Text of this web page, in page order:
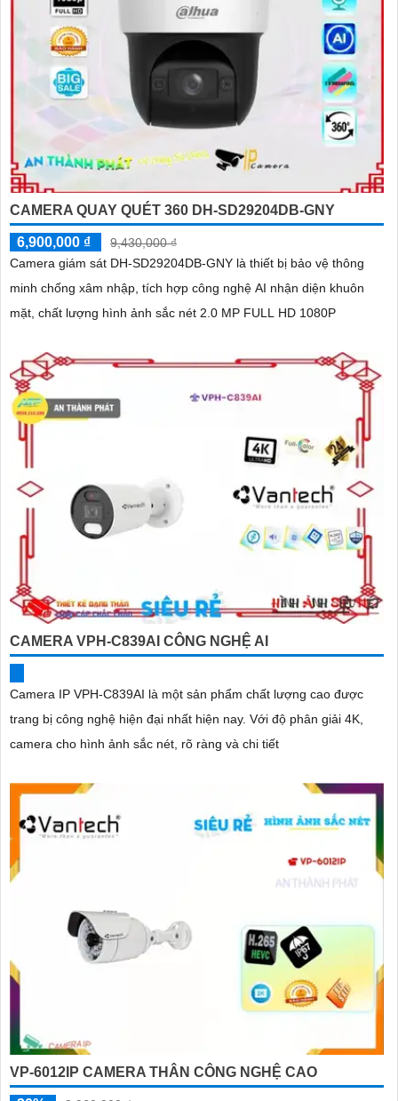
CAMERA QUAY QUÉT 360 DH-SD29204DB-GNY
6,900,000 ₫
9,430,000 ₫
Camera giám sát DH-SD29204DB-GNY là thiết bị bảo vệ thông
minh chống xâm nhập, tích hợp công nghệ AI nhận diện khuôn
mặt, chất lượng hình ảnh sắc nét 2.0 MP FULL HD 1080P
CAMERA VPH-C839AI CÔNG NGHỆ AI
Camera IP VPH-C839AI là một sản phẩm chất lượng cao được
trang bị công nghệ hiện đại nhất hiện nay. Với độ phân giải 4K,
camera cho hình ảnh sắc nét, rõ ràng và chi tiết
VP-6012IP CAMERA THÂN CÔNG NGHỆ CAO